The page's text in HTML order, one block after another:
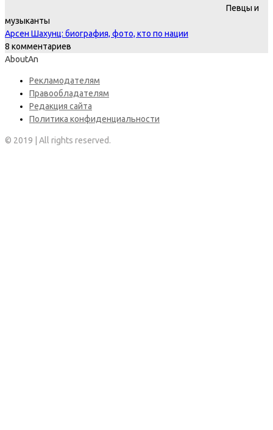
Певцы и
музыканты
Арсен Шахунц: биография, фото, кто по нации
8 комментариев
AboutAn
Рекламодателям
Правообладателям
Редакция сайта
Политика конфиденциальности
© 2019 | All rights reserved.